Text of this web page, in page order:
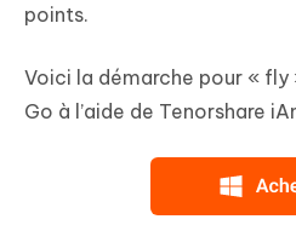
points.
Voici la démarche pour « fly
Go à l’aide de Tenorshare